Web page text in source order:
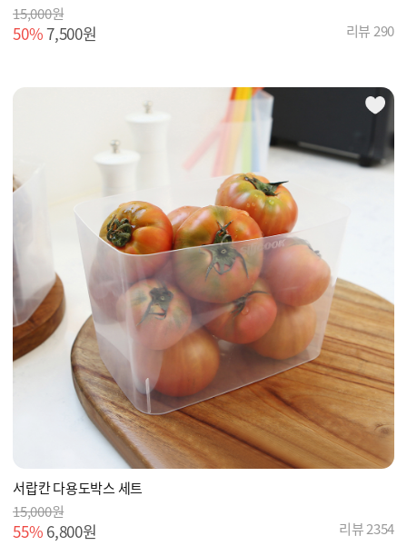
15,000원
50%7,500원 리뷰 290
서랍칸 다용도박스 세트
15,000원
55% 6,800원 리뷰 2354